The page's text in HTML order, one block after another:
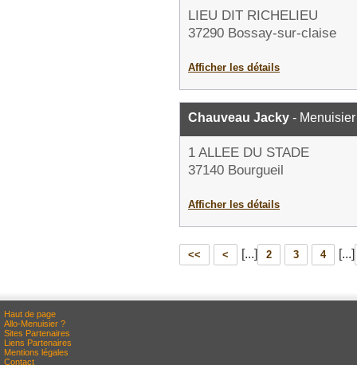
LIEU DIT RICHELIEU
37290 Bossay-sur-claise
Afficher les détails
Chauveau Jacky - Menuisier
1 ALLEE DU STADE
37140 Bourgueil
Afficher les détails
<< < [...] 2 3 4 [...]
Haut de page
Allo-Menuisier ?
Sites Partenaires
Liens Partenaires
Mentions légales
Contact